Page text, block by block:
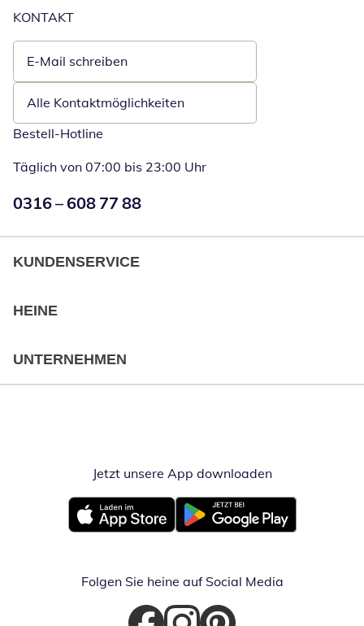
KONTAKT
E-Mail schreiben
Öffnet E-Mail-Client
Alle Kontaktmöglichkeiten
Bestell-Hotline
Täglich von 07:00 bis 23:00 Uhr
Numéro de téléphone:
0316 – 608 77 88
KUNDENSERVICE
HEINE
UNTERNEHMEN
Jetzt unsere App downloadenÖffnet in
Öffnet in neuem FensterÖffnet in neuem Fenster
Folgen Sie heine auf Social Media